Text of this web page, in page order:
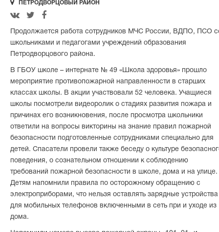
 ПЕТРОДВОРЦОВЫЙ РАЙОН
  
Продолжается работа сотрудников МЧС России, ВДПО, ПСО
школьниками и педагогами учреждений образования
Петродворцового района.
В ГБОУ школе – интернате № 49 «Школа здоровья» прошло
мероприятие противопожарной направленности в старших
классах школы. В акции участвовали 52 человека. Учащиеся
школы посмотрели видеоролик о стадиях развития пожара и
причинах его возникновения, после просмотра школьники
ответили на вопросы викторины на знание правил пожарной
безопасности подготовленные сотрудниками специально для
детей. Спасатели провели также беседу о культуре
поведения, о сознательном отношении к соблюдению
требований пожарной безопасности в школе, дома и на улице.
Детям напомнили правила по осторожному обращению с
электроприборами, что нельзя оставлять зарядные устройства
для мобильных телефонов включенными в сеть при и уходе из
дома.